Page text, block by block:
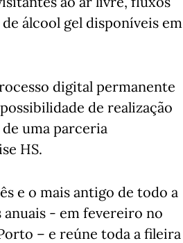
álcool gel disponíveis em
digital permanente
de realização
uma parceria
HS.
e o mais antigo de todo a
anuais - em fevereiro no
– e reúne toda a fileira